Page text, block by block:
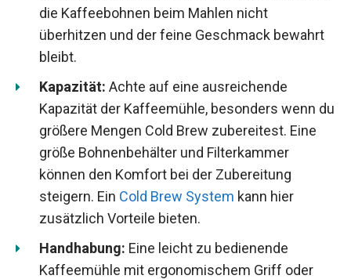
die Kaffeebohnen beim Mahlen nicht
überhitzen und der feine Geschmack bewahrt
bleibt.
Kapazität: Achte auf eine ausreichende
Kapazität der Kaffeemühle, besonders wenn du
größere Mengen Cold Brew zubereitest. Eine
größe Bohnenbehälter und Filterkammer
können den Komfort bei der Zubereitung
steigern. Ein Cold Brew System kann hier
zusätzlich Vorteile bieten.
Handhabung: Eine leicht zu bedienende
Kaffeemühle mit ergonomischem Griff oder